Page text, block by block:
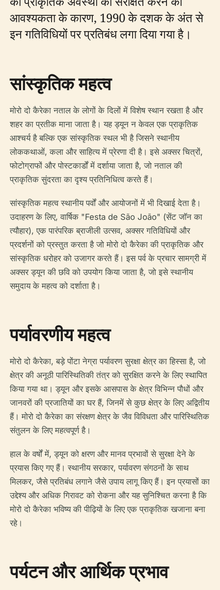
आवश्यकता के कारण, 1990 के दशक के अंत से
इन गतिविधियों पर प्रतिबंध लगा दिया गया है।
सांस्कृतिक महत्व
मोरो दो कैरेका नताल के लोगों के दिलों में विशेष स्थान रखता है और
शहर का प्रतीक माना जाता है। यह ड्यून न केवल एक प्राकृतिक
आश्चर्य है बल्कि एक सांस्कृतिक स्थल भी है जिसने स्थानीय
लोककथाओं, कला और साहित्य में प्रेरणा दी है। इसे अक्सर चित्रों,
फोटोग्राफों और पोस्टकार्डों में दर्शाया जाता है, जो नताल की
प्राकृतिक सुंदरता का दृश्य प्रतिनिधित्व करते हैं।
सांस्कृतिक महत्व स्थानीय पर्वों और आयोजनों में भी दिखाई देता है।
उदाहरण के लिए, वार्षिक "Festa de São João" (सेंट जॉन का
त्यौहार), एक पारंपरिक ब्राजीली उत्सव, अक्सर गतिविधियों और
प्रदर्शनों को प्रस्तुत करता है जो मोरो दो कैरेका की प्राकृतिक और
सांस्कृतिक धरोहर को उजागर करते हैं। इस पर्व के प्रचार सामग्री में
अक्सर ड्यून की छवि को उपयोग किया जाता है, जो इसे स्थानीय
समुदाय के महत्व को दर्शाता है।
पर्यावरणीय महत्व
मोरो दो कैरेका, बड़े पोंटा नेग्रा पर्यावरण सुरक्षा क्षेत्र का हिस्सा है, जो
क्षेत्र की अनूठी पारिस्थितिकी तंत्र को सुरक्षित करने के लिए स्थापित
किया गया था। ड्यून और इसके आसपास के क्षेत्र विभिन्न पौधों और
जानवरों की प्रजातियों का घर हैं, जिनमें से कुछ क्षेत्र के लिए अद्वितीय
हैं। मोरो दो कैरेका का संरक्षण क्षेत्र के जैव विविधता और पारिस्थितिक
संतुलन के लिए महत्वपूर्ण है।
हाल के वर्षों में, ड्यून को क्षरण और मानव प्रभावों से सुरक्षा देने के
प्रयास किए गए हैं। स्थानीय सरकार, पर्यावरण संगठनों के साथ
मिलकर, जैसे प्रतिबंध लगाने जैसे उपाय लागू किए हैं। इन प्रयासों का
उद्देश्य और अधिक गिरावट को रोकना और यह सुनिश्चित करना है कि
मोरो दो कैरेका भविष्य की पीढ़ियों के लिए एक प्राकृतिक खजाना बना
रहे।
पर्यटन और आर्थिक प्रभाव